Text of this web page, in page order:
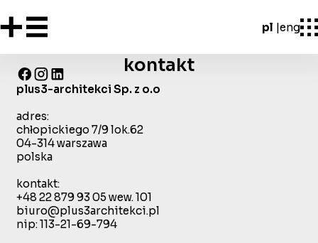
pl eng
kontakt
plus3-architekci Sp. z o.o
adres:
chłopickiego 7/9 lok.62
04-314 warszawa
polska
kontakt:
+48 22 879 93 05 wew. 101
biuro@plus3architekci.pl
nip: 113-21-69-794